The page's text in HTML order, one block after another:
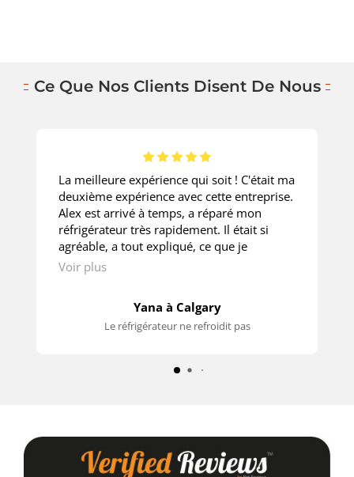
Ce Que Nos Clients Disent De Nous
La meilleure expérience qui soit ! C'était ma
deuxième expérience avec cette entreprise.
Alex est arrivé à temps, a réparé mon
réfrigérateur très rapidement. Il était si
agréable, a tout expliqué, ce que je
demandais. Le prix est super ! Merci
beaucoup!
Voir plus
Yana à Calgary
Le réfrigérateur ne refroidit pas